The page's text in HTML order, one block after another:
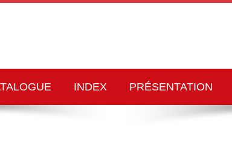
INDEX PRÉSENTATION